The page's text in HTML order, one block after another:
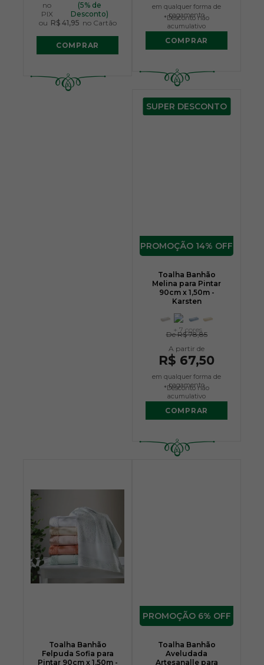
no
PIX
(5% de
Desconto)
ou R$ 41,95 no Cartão
COMPRAR
em qualquer forma de
pagamento
*Desconto não
acumulativo
COMPRAR
SUPER DESCONTO
14% OFF
Toalha Banhão
Melina para Pintar
90cm x 1,50m -
Karsten
+ 7 cores
DeR$ 78,85
R$ 67,50
em qualquer forma de
pagamento
*Desconto não
acumulativo
COMPRAR
Toalha Banhão
Felpuda Sofia para
Pintar 90cm x 1,50m -
6% OFF
Toalha Banhão
Aveludada
Artesanalle para